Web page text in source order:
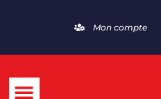
Mon compte